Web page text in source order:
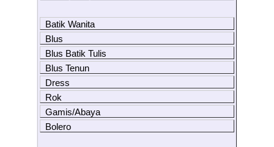
Batik Wanita
Blus
Blus Batik Tulis
Blus Tenun
Dress
Rok
Gamis/Abaya
Bolero